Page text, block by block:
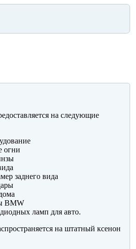
на следующие
огни
заднего вида
BMW
ламп для авто.
на штатный ксенон